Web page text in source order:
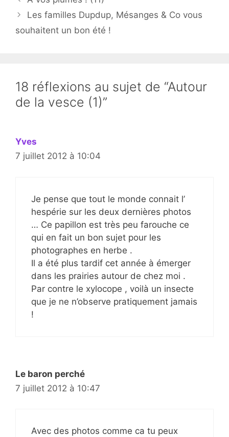
Les familles Dupdup, Mésanges & Co vous
souhaitent un bon été !
18 réflexions au sujet de “Autour
de la vesce (1)”
Yves
7 juillet 2012 à 10:04
Je pense que tout le monde connait l’
hespérie sur les deux dernières photos
… Ce papillon est très peu farouche ce
qui en fait un bon sujet pour les
photographes en herbe .
Il a été plus tardif cet année à émerger
dans les prairies autour de chez moi .
Par contre le xylocope , voilà un insecte
que je ne n’observe pratiquement jamais
!
Le baron perché
7 juillet 2012 à 10:47
Avec des photos comme ca tu peux